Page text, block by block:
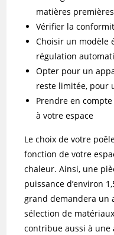
matières
Vérifier la
Choisir un modèle
régulation
Opter pour un
reste limitée, pour
Prendre en
à votre espace
Le choix de votre
fonction de votre
chaleur. Ainsi, une
puissance d’environ
grand demandera un
sélection de
contribue aussi à une